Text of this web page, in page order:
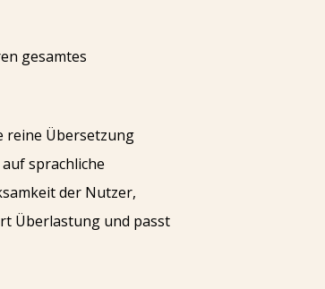
gesamtes
reine Übersetzung
sprachliche
der Nutzer,
Überlastung und passt